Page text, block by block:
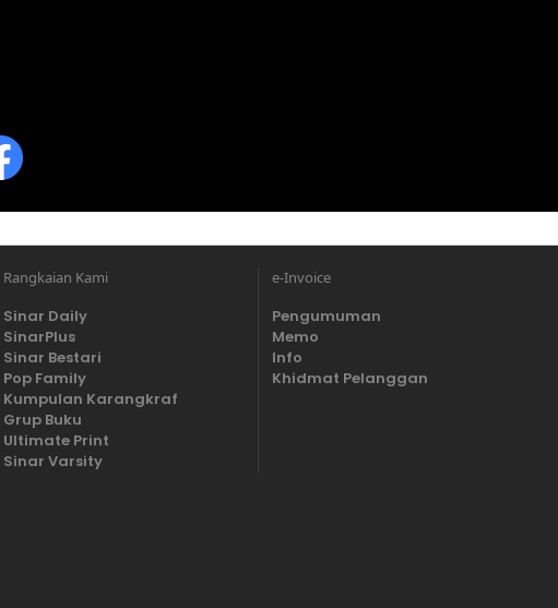
Rangkaian Kami
Sinar Daily
SinarPlus
Sinar Bestari
Pop Family
Kumpulan Karangkraf
Grup Buku
Ultimate Print
Sinar Varsity
e-Invoice
Pengumuman
Memo
Info
Khidmat Pelanggan